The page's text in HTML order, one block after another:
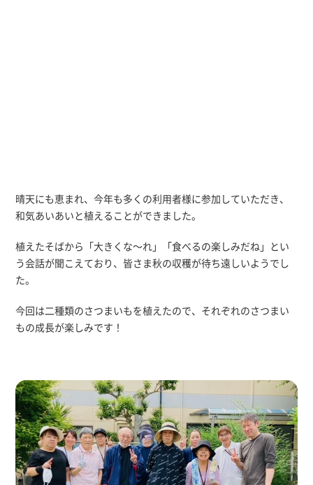
晴天にも恵まれ、今年も多くの利用者様に参加していただき、
和気あいあいと植えることができました。
植えたそばから「大きくな～れ」「食べるの楽しみだね」とい
う会話が聞こえており、皆さま秋の収穫が待ち遠しいようでし
た。
今回は二種類のさつまいもを植えたので、それぞれのさつまい
もの成長が楽しみです！